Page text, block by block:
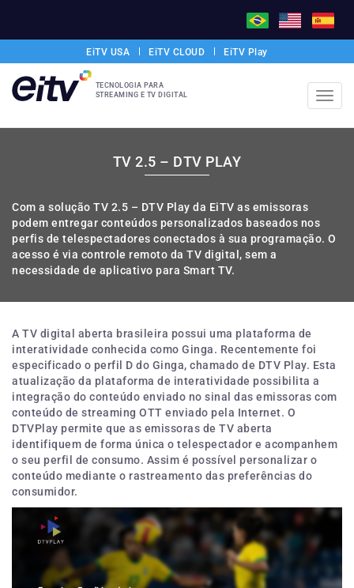
EiTV USA EiTV CLOUD EiTV Play
TECNOLOGIA PARA
STREAMING E TV DIGITAL
TV 2.5 – DTV PLAY
Com a solução TV 2.5 – DTV Play da EiTV as emissoras
podem entregar conteúdos personalizados baseados nos
perfis de telespectadores conectados à sua programação. O
acesso é via controle remoto da TV digital, sem a
necessidade de aplicativo para Smart TV.
A TV digital aberta brasileira possui uma plataforma de
interatividade conhecida como Ginga. Recentemente foi
especificado o perfil D do Ginga, chamado de DTV Play. Esta
atualização da plataforma de interatividade possibilita a
integração do conteúdo enviado no sinal das emissoras com
conteúdo de streaming OTT enviado pela Internet. O
DTVPlay permite que as emissoras de TV aberta
identifiquem de forma única o telespectador e acompanhem
o seu perfil de consumo. Assim é possível personalizar o
conteúdo mediante o rastreamento das preferências do
consumidor.